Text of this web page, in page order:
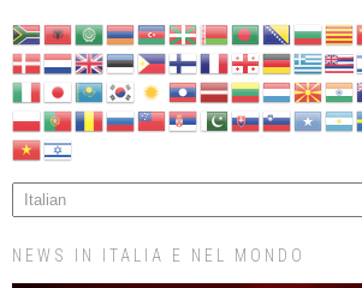
NEWS IN ITALIA E NEL MONDO